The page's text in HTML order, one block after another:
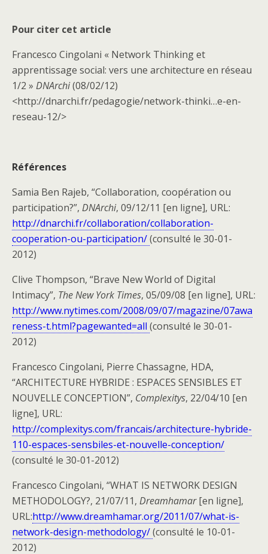
Pour citer cet article
Francesco Cingolani « Network Thinking et
apprentissage social: vers une architecture en réseau
1/2 » DNArchi(08/02/12)
<http://dnarchi.fr/pedagogie/network-thinki…e-en-
reseau-12/>
Références
Samia Ben Rajeb, “Collaboration, coopération ou
participation?”, DNArchi, 09/12/11 [en ligne], URL:
http://dnarchi.fr/collaboration/collaboration-
cooperation-ou-participation/(consulté le 30-01-
2012)
Clive Thompson, “Brave New World of Digital
Intimacy”, The New York Times, 05/09/08 [en ligne], URL:
http://www.nytimes.com/2008/09/07/magazine/07awa
reness-t.html?pagewanted=all (consulté le 30-01-
2012)
Francesco Cingolani, Pierre Chassagne, HDA,
“ARCHITECTURE HYBRIDE : ESPACES SENSIBLES ET
NOUVELLE CONCEPTION”, Complexitys, 22/04/10 [en
ligne], URL:
http://complexitys.com/francais/architecture-hybride-
110-espaces-sensbiles-et-nouvelle-conception/
(consulté le 30-01-2012)
Francesco Cingolani, “WHAT IS NETWORK DESIGN
METHODOLOGY?, 21/07/11, Dreamhamar[en ligne],
URL:http://www.dreamhamar.org/2011/07/what-is-
network-design-methodology/(consulté le 10-01-
2012)